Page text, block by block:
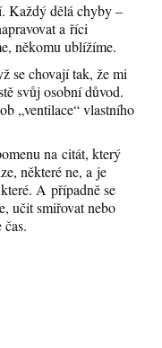
Každý dělá chyby –
a říci
někomu ublížíme.
se chovají tak, že mi
svůj osobní důvod.
„ventilace“ vlastního
na citát, který
některé ne, a je
A případně se
učit smiřovat nebo